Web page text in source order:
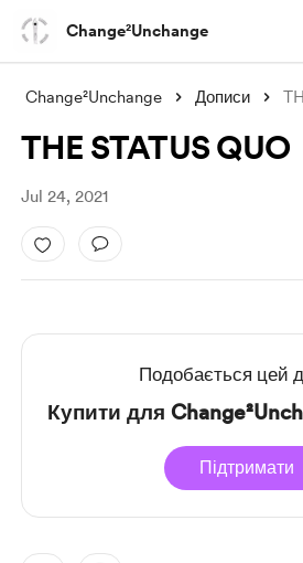
Change²Unchange
Change²Unchange Дописи
THE STATUS QUO
Jul 24, 2021
Подобається цей
Купити для
Підтримати